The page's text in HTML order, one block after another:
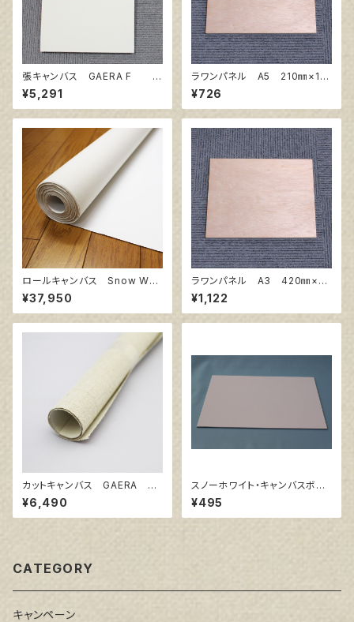
張キャンバス GAERA F 2
0号
¥5,291
ラワンパネル A5 210㎜×14
8㎜
¥726
ロールキャンバス Snow Whit
e SPC 206㎝巾×5m巻
¥37,950
ラワンパネル A3 420㎜×29
7㎜
¥1,122
カットキャンバス GAERA F
S30
¥6,490
スノーホワイト・キャンバスボー
ド F4 サイズ 333㎜x242
㎜
¥495
CATEGORY
キャンペーン